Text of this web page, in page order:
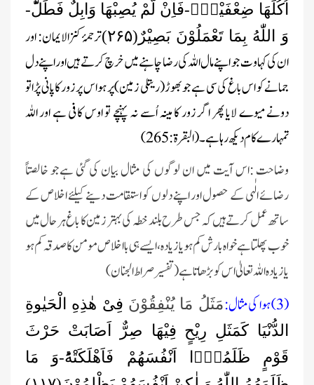
اُكُلَهَا ضِعْفَیْنِۚ-فَاِنْ لَّمْ یُصِبْهَا وَابِلٌ فَطَلٌّؕ-
وَ اللّٰهُ بِمَا تَعْمَلُوْنَ بَصِیْرٌ(۲۶۵) ترجمۂ کنزالایمان: اور
ان کی کہاوت جو اپنے مال اللہ کی رضا چاہنے میں خرچ کرتے ہیں اور اپنے دل
جمانے کو اس باغ کی سی ہے جو بھوڑ (ریتلی زمین)پر ہو اس پر زور کا پانی پڑا تو
دونے میوے لایا پھر اگر زور کا مینہ اُسے نہ پہنچے تو اوس کافی ہے اور اللہ
تمہارے کام دیکھ رہا ہے۔ (البقرۃ: 265)
وضاحت :اس آیت میں ان لوگوں کی مثال بیان کی گئی ہےجو خالصتاً
رضائے الٰہی کے حصول اور اپنے دلوں کو استقامت دینے کیلئے اخلاص کے
ساتھ عمل کرتے ہیں کہ جس طرح بلند خطہ کی بہتر زمین کا باغ ہر حال میں
خوب پھلتا ہے خواہ بارش کم ہو یا زیادہ، ایسے ہی بااخلاص مومن کا صدقہ کم ہو
یا زیادہ اللہ تعالیٰ اس کو بڑھاتا ہے (تفسیر صراط الجنان)
(3) ہوا کی مثال:
مَثَلُ مَا یُنْفِقُوْنَ فِیْ هٰذِهِ الْحَیٰوةِ
الدُّنْیَا كَمَثَلِ رِیْحٍ فِیْهَا صِرٌّ اَصَابَتْ حَرْثَ
قَوْمٍ ظَلَمُوْۤا اَنْفُسَهُمْ فَاَهْلَكَتْهُؕ-وَ مَا